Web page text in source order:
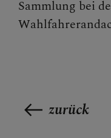
Sammlung bei
zurück